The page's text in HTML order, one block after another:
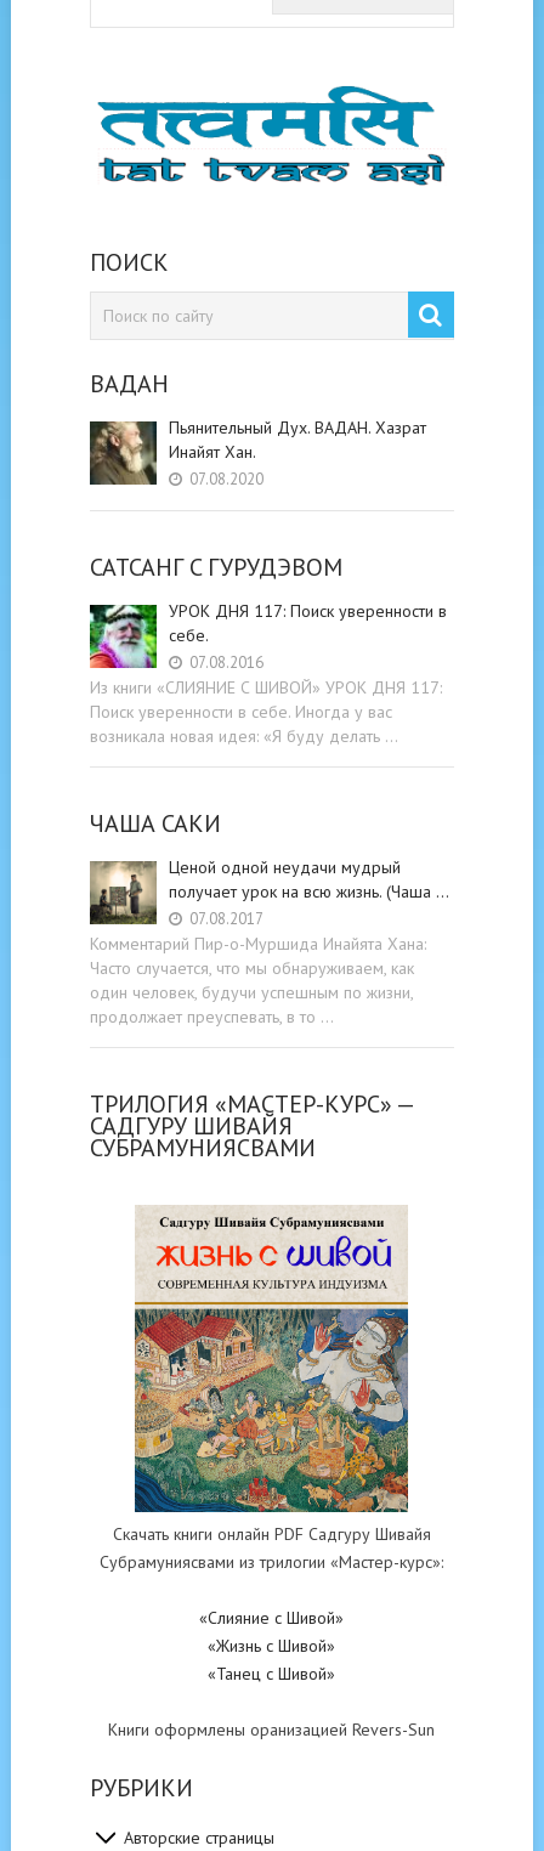
ПОИСК
ВАДАН
Пьянительный Дух. ВАДАН. Хазрат
Инайят Хан.
07.08.2020
САТСАНГ C ГУРУДЭВОМ
УРОК ДНЯ 117: Поиск уверенности в
себе.
07.08.2016
Из книги «СЛИЯНИЕ С ШИВОЙ» УРОК ДНЯ 117:
Поиск уверенности в себе. Иногда у вас
возникала новая идея: «Я буду делать …
ЧАША САКИ
Ценой одной неудачи мудрый
получает урок на всю жизнь. (Чаша …
07.08.2017
Комментарий Пир-о-Муршида Инайята Хана:
Часто случается, что мы обнаруживаем, как
один человек, будучи успешным по жизни,
продолжает преуспевать, в то …
ТРИЛОГИЯ «МАСТЕР-КУРС» —
САДГУРУ ШИВАЙЯ
СУБРАМУНИЯСВАМИ
Скачать книги онлайн PDF Садгуру Шивайя
Субрамуниясвами из трилогии «Мастер-курс»:
«Слияние с Шивой»
«Жизнь с Шивой»
«Танец с Шивой»
Книги оформлены оранизацией Revers-Sun
РУБРИКИ
Авторские страницы